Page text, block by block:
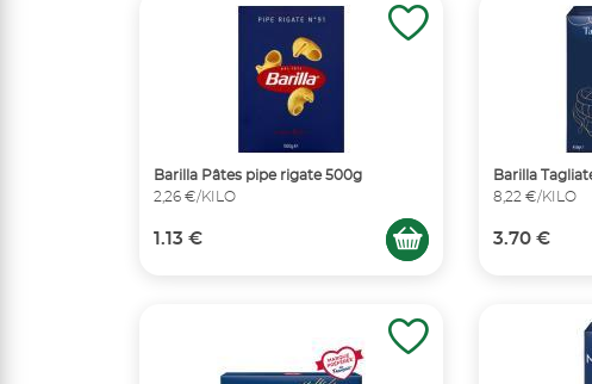
Barilla Pâtes pipe rigate 500g
2,26 €/KILO
1.13 €
Barilla
8,22 €/KILO
3.70 €